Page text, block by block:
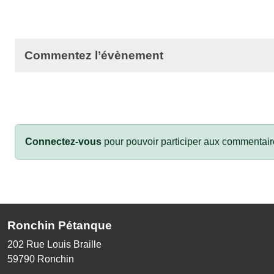
Commentez l’évènement
Connectez-vous pour pouvoir participer aux
Ronchin Pétanque
202 Rue Louis Braille
59790 Ronchin